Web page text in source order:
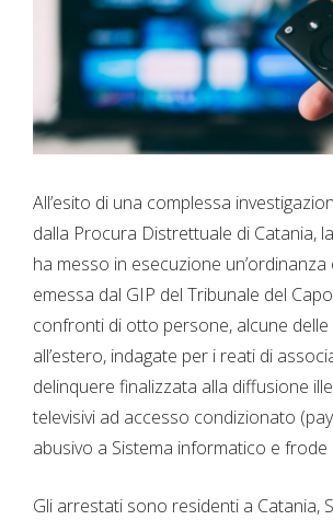
All’esito di una complessa
dalla Procura Distrettuale di Catania,
ha messo in esecuzione
emessa dal GIP del Tribunale del
confronti di otto persone, alcune
all’estero, indagate per i reati di
delinquere finalizzata alla diffusione
televisivi ad accesso condizionato
abusivo a Sistema informatico e frode
Gli arrestati sono residenti a Catania,